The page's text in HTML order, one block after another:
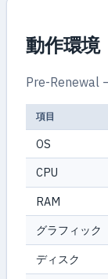
動作環境
Pre-Renewal
項目
OS
CPU
RAM
グラフィック
ディスク